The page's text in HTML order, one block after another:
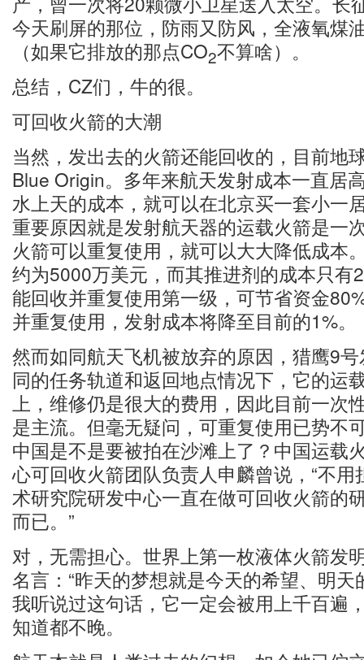
今天刷屏的那位，防雨又防风，全液氧煤
（如果它排放的那点CO2不算啥）。
总结，CZ们，牛的很。
可回收火箭的大潮
当然，发出去的火箭还能回收的，目前地
Blue Origin。多年来航天发射成本一直居
水上天的成本，就可以在北京买一套小一
重要原因就是发射航天器的运载火箭是一
火箭可以重复使用，就可以大大降低成本
约为5000万美元，而其推进剂的成本只有
能回收并重复使用第一级，可节省资金
并重复使用，发射成本将降至目前的1%。
然而如同航天飞机被放弃的原因，猎鹰9
同的任务轨道和返回地点情况下，它的运
上，维修仍是很大的费用，因此目前一次
是主流。但毫无疑问，可重复使用已势不
中国是不是要被拍在沙滩上了？中国运载
心可回收火箭团队负责人申麟曾说，“不
术研究院研发中心一直在做可回收火箭的
而已。”
对，无需担心。世界上第一枚液体火箭发
名言：“昨天的梦想就是今天的希望、明天
我听说过这句话，它一定会被用上千百遍
知道都不晚。